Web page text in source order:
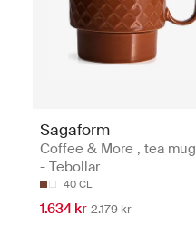
Sagaform
Coffee & More , tea mug
- Tebollar
40 CL
1.634 kr 2.179 kr